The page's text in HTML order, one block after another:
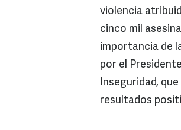
violencia
cinco mil
importancia de
por el
Inseguridad,
resultados